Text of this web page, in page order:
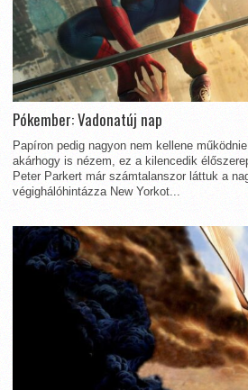
Pókember: Vadonatúj nap
Papíron pedig nagyon nem kellene
akárhogy is nézem, ez a kilencedik
Peter Parkert már számtalanszor láttuk a
végighálóhintázza New Yorkot...